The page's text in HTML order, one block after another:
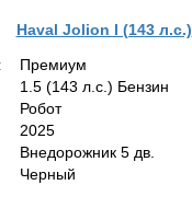
Haval Jolion I (143 л.с.)
Премиум
1.5 (143 л.с.) Бензин
Робот
2025
Внедорожник 5 дв.
Черный